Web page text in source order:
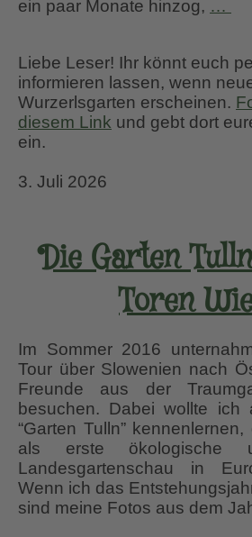
ein paar Monate hinzog, …
in
Liebe Leser! Ihr könnt euch
informieren lassen, wenn
Wurzerlsgarten erscheinen.
diesem Link und gebt dort
ein.
3. Juli 2026
Die Garten
Toren
Im Sommer 2016
Tour über Slowenien nach
Freunde aus der
besuchen. Dabei wollte ich
“Garten Tulln”
als erste ökologische
Landesgartenschau in
Wenn ich das
sind meine Fotos aus dem